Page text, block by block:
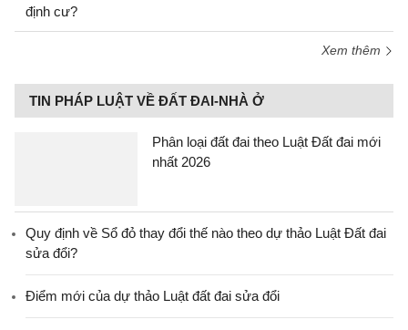
định cư?
Xem thêm
TIN PHÁP LUẬT VỀ ĐẤT ĐAI-NHÀ Ở
Phân loại đất đai theo Luật Đất đai mới
nhất 2026
Quy định về Sổ đỏ thay đổi thế nào theo dự thảo Luật Đất đai
sửa đổi?
Điểm mới của dự thảo Luật đất đai sửa đổi